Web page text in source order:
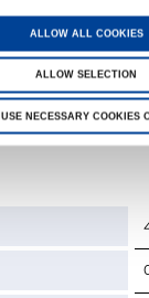
ALLOW ALL COOKIES
ALLOW SELECTION
USE NECESSARY COOKIES